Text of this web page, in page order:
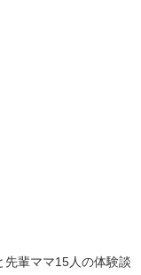
輩ママ15人の体験談